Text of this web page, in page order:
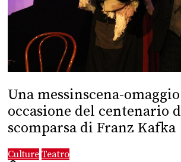
Una messinscena-
occasione del centenario
scomparsa di Franz Kafka
Culture Teatro